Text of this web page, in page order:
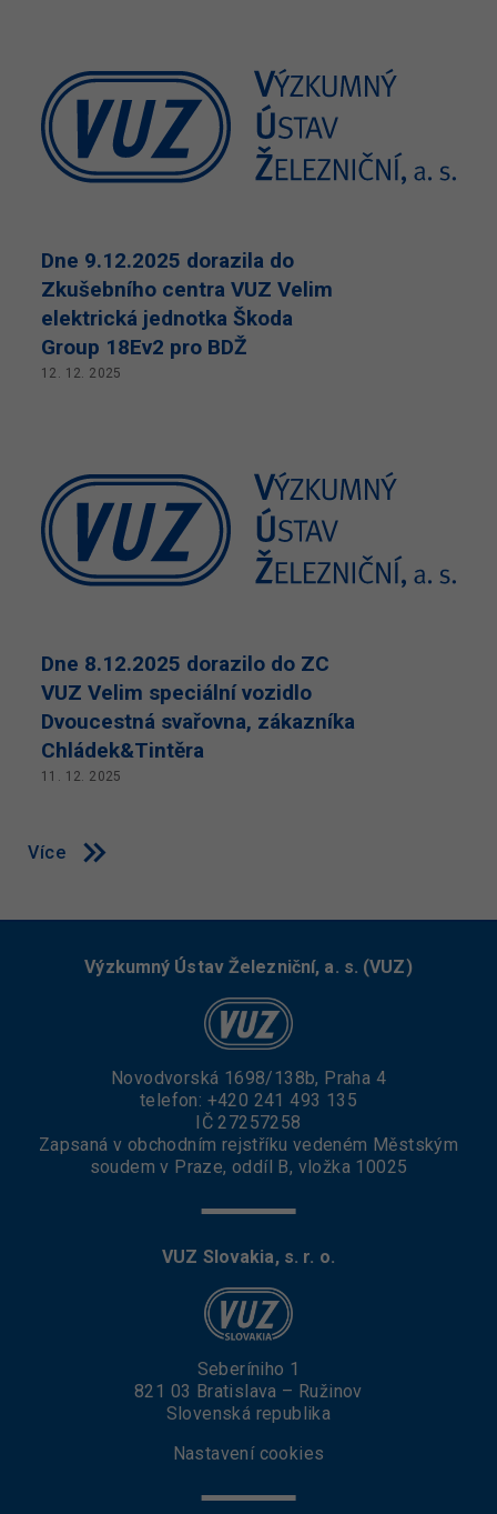
Dne 9.12.2025 dorazila do
Zkušebního centra VUZ Velim
elektrická jednotka Škoda
Group 18Ev2 pro BDŽ
12. 12. 2025
Dne 8.12.2025 dorazilo do ZC
VUZ Velim speciální vozidlo
Dvoucestná svařovna, zákazníka
Chládek&Tintěra
11. 12. 2025
Více
Výzkumný Ústav Železniční, a. s. (VUZ)
Novodvorská 1698/138b, Praha 4
telefon: +420 241 493 135
IČ 27257258
Zapsaná v obchodním rejstříku vedeném Městským
soudem v Praze, oddíl B, vložka 10025
VUZ Slovakia, s. r. o.
Seberíniho 1
821 03 Bratislava – Ružinov
Slovenská republika
Nastavení cookies